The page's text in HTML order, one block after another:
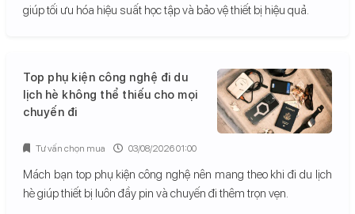
giúp tối ưu hóa hiệu suất học tập và bảo vệ thiết bị hiệu quả.
Top phụ kiện công nghệ đi du
lịch hè không thể thiếu cho mọi
chuyến đi
Mách bạn top phụ kiện công nghệ nên mang theo khi đi du lịch
hè giúp thiết bị luôn đầy pin và chuyến đi thêm trọn vẹn.
Tư vấn chọn mua 03/08/2026 01:00